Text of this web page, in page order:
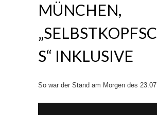
MÜNCHEN,
S“ INKLUSIVE
So war der Stand am Morgen des